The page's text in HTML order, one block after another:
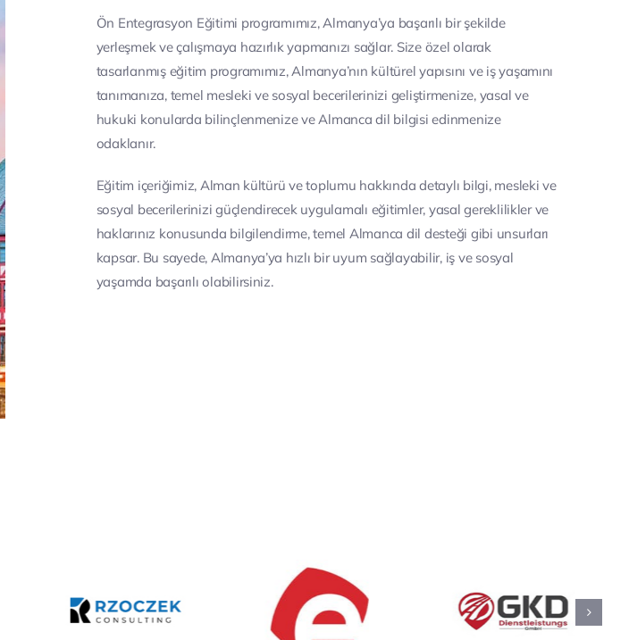
Ön Entegrasyon Eğitimi programımız, Almanya’ya başarılı bir şekilde
yerleşmek ve çalışmaya hazırlık yapmanızı sağlar. Size özel olarak
tasarlanmış eğitim programımız, Almanya’nın kültürel yapısını ve iş yaşamını
tanımanıza, temel mesleki ve sosyal becerilerinizi geliştirmenize, yasal ve
hukuki konularda bilinçlenmenize ve Almanca dil bilgisi edinmenize
odaklanır.
Eğitim içeriğimiz, Alman kültürü ve toplumu hakkında detaylı bilgi, mesleki ve
sosyal becerilerinizi güçlendirecek uygulamalı eğitimler, yasal gereklilikler ve
haklarınız konusunda bilgilendirme, temel Almanca dil desteği gibi unsurları
kapsar. Bu sayede, Almanya’ya hızlı bir uyum sağlayabilir, iş ve sosyal
yaşamda başarılı olabilirsiniz.